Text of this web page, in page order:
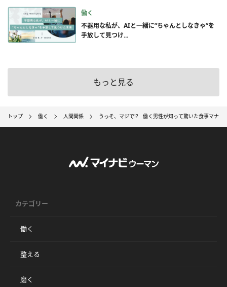
働く
不器用な私が、AIと一緒に”ちゃんとしなきゃ”を
手放して見つけ...
もっと見る
トップ 働く 人間関係 うっそ、マジで!? 働く男性が知って驚いた食事マナー
カテゴリー
働く
整える
磨く